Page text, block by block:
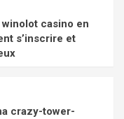
casino en
s’inscrire et
crazy-tower-